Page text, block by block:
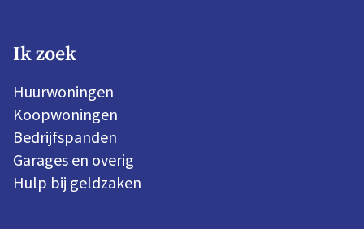
Ik zoek
Huurwoningen
Koopwoningen
Bedrijfspanden
Garages en overig
Hulp bij geldzaken